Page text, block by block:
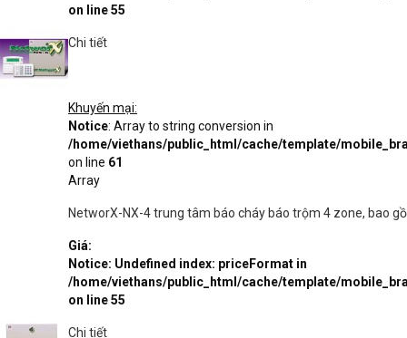
on line55
Chi tiết
Khuyến mại:
Notice: Array to string conversion in
/home/viethans/public_html/cache/template/
on line 61
Array
NetworX-NX-4 trung tâm báo cháy báo trộm 4 zone, bao
Giá:
Notice: Undefined index: priceFormat in
/home/viethans/public_html/cache/template/
on line55
Chi tiết